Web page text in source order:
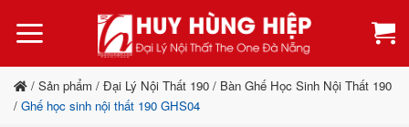
qua
dung
/ Sản phẩm / Đại Lý Nội Thất 190 / Bàn Ghế Học Sinh Nội Thất 190
/ Ghế học sinh nội thất 190 GHS04